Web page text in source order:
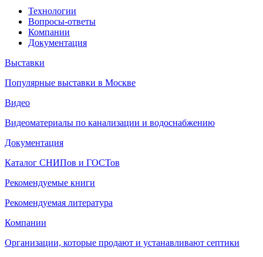
Технологии
Вопросы-ответы
Компании
Документация
Выставки
Популярные выставки в Москве
Видео
Видеоматериалы по канализации и водоснабжению
Документация
Каталог СНИПов и ГОСТов
Рекомендуемые книги
Рекомендуемая литература
Компании
Организации, которые продают и устанавливают септики